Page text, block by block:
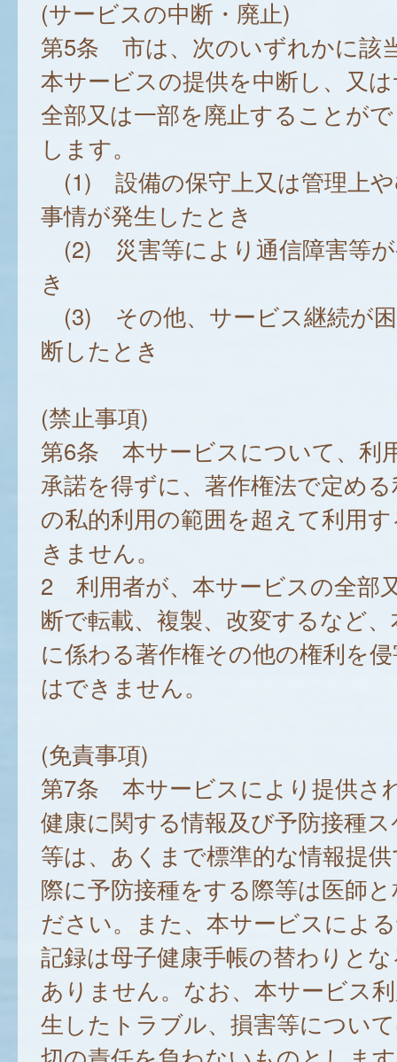
(サービスの中断・廃止)
第5条 市は、次のいずれかに該
本サービスの提供を中断し、又
全部又は一部を廃止することが
します。
(1) 設備の保守上又は管理上
事情が発生したとき
(2) 災害等により通信障害等
き
(3) その他、サービス継続が
断したとき
(禁止事項)
第6条 本サービスについて、利
承諾を得ずに、著作権法で定め
の私的利用の範囲を超えて利用
きません。
2 利用者が、本サービスの全部
断で転載、複製、改変するなど
に係わる著作権その他の権利を
はできません。
(免責事項)
第7条 本サービスにより提供さ
健康に関する情報及び予防接種
等は、あくまで標準的な情報提
際に予防接種をする際等は医師
ださい。また、本サービスによ
記録は母子健康手帳の替わりと
ありません。なお、本サービス
生したトラブル、損害等につい